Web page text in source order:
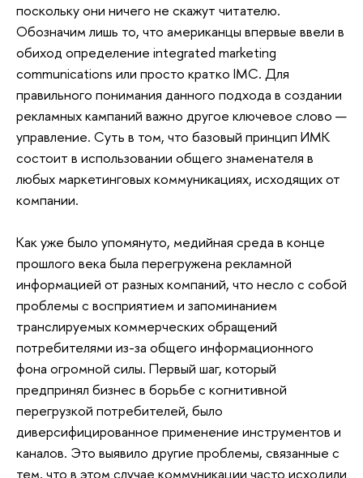
поскольку они ничего не скажут читателю.
Обозначим лишь то, что американцы впервые ввели в
обиход определение integrated marketing
communications или просто кратко IMC. Для
правильного понимания данного подхода в создании
рекламных кампаний важно другое ключевое слово —
управление. Суть в том, что базовый принцип ИМК
состоит в использовании общего знаменателя в
любых маркетинговых коммуникациях, исходящих от
компании.
Как уже было упомянуто, медийная среда в конце
прошлого века была перегружена рекламной
информацией от разных компаний, что несло с собой
проблемы с восприятием и запоминанием
транслируемых коммерческих обращений
потребителями из-за общего информационного
фона огромной силы. Первый шаг, который
предпринял бизнес в борьбе с когнитивной
перегрузкой потребителей, было
диверсифицированное применение инструментов и
каналов. Это выявило другие проблемы, связанные с
тем, что в этом случае коммуникации часто исходили